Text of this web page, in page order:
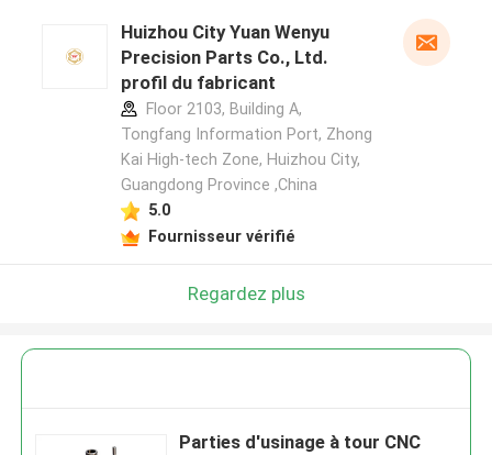
Huizhou City Yuan Wenyu
Precision Parts Co., Ltd.
profil du fabricant
Floor 2103, Building A,
Tongfang Information Port, Zhong
Kai High-tech Zone, Huizhou City,
Guangdong Province ,China
5.0
Fournisseur vérifié
Regardez plus
Parties d'usinage à tour CNC